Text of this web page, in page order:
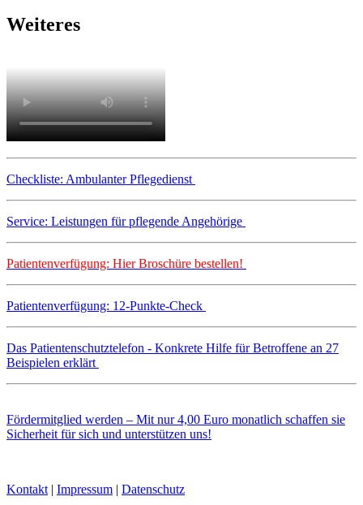
Weiteres
Checkliste: Ambulanter Pflegedienst
Service: Leistungen für pflegende Angehörige
Patientenverfügung: Hier Broschüre bestellen!
Patientenverfügung: 12-Punkte-Check
Das Patientenschutztelefon - Konkrete Hilfe für Betroffene an 27
Beispielen erklärt
Fördermitglied werden – Mit nur 4,00 Euro monatlich schaffen sie
Sicherheit für sich und unterstützen uns!
Kontakt | Impressum | Datenschutz